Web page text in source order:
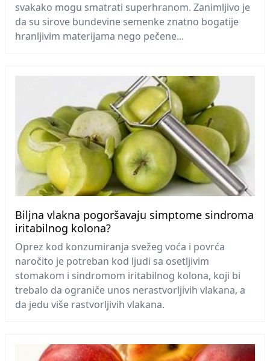
svakako mogu smatrati superhranom. Zanimljivo je
da su sirove bundevine semenke znatno bogatije
hranljivim materijama nego pečene...
Biljna vlakna pogoršavaju simptome sindroma
iritabilnog kolona?
Oprez kod konzumiranja svežeg voća i povrća
naročito je potreban kod ljudi sa osetljivim
stomakom i sindromom iritabilnog kolona, koji bi
trebalo da ograniče unos nerastvorljivih vlakana, a
da jedu više rastvorljivih vlakana.